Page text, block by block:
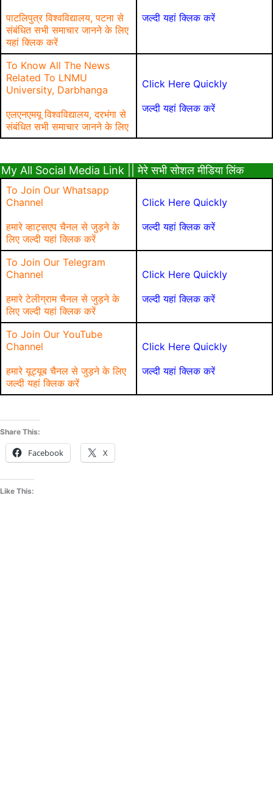
पाटलिपुत्र विश्वविद्यालय, पटना से
संबंधित सभी समाचार जानने के लिए
यहां क्लिक करें
जल्दी यहां क्लिक करें
To Know All The News
Related To LNMU
University, Darbhanga
एलएनएमयू विश्वविद्यालय, दरभंगा से
संबंधित सभी समाचार जानने के लिए
Click Here Quickly
जल्दी यहां क्लिक करें
My All Social Media Link || मेरे सभी सोशल मीडिया लिंक
To Join Our Whatsapp
Channel
हमारे व्हाट्सएप चैनल से जुड़ने के
लिए जल्दी यहां क्लिक करें
Click Here Quickly
जल्दी यहां क्लिक करें
To Join Our Telegram
Channel
हमारे टेलीग्राम चैनल से जुड़ने के
लिए जल्दी यहां क्लिक करें
Click Here Quickly
जल्दी यहां क्लिक करें
To Join Our YouTube
Channel
हमारे यूट्यूब चैनल से जुड़ने के लिए
जल्दी यहां क्लिक करें
Click Here Quickly
जल्दी यहां क्लिक करें
Share This:
Facebook X
Like This: